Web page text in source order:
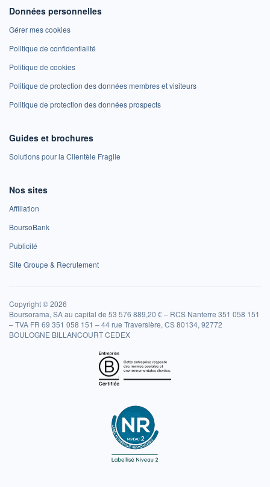
Données personnelles
Gérer mes cookies
Politique de confidentialité
Politique de cookies
Politique de protection des données membres et visiteurs
Politique de protection des données prospects
Guides et brochures
Solutions pour la Clientèle Fragile
Nos sites
Affiliation
BoursoBank
Publicité
Site Groupe & Recrutement
Copyright © 2026
Boursorama, SA au capital de 53 576 889,20 € – RCS Nanterre 351 058 151
– TVA FR 69 351 058 151 – 44 rue Traversière, CS 80134, 92772
BOULOGNE BILLANCOURT CEDEX